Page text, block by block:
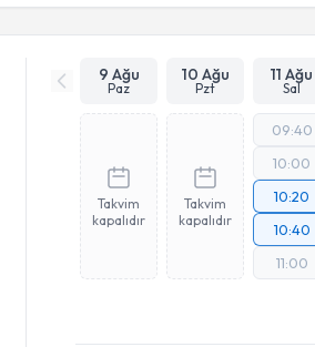
9 Ağu
Paz
10 Ağu
Pzt
11 Ağu
Sal
Takvim
kapalıdır
Takvim
kapalıdır
09:40
10:00
10:20
10:40
11:00